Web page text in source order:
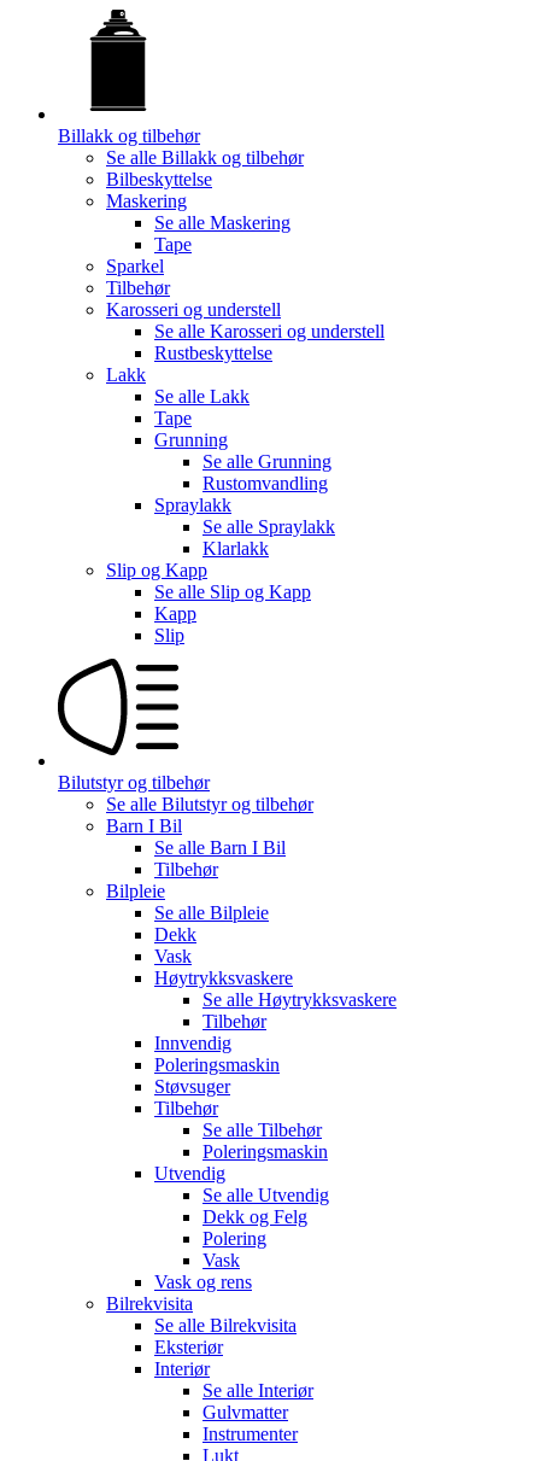
Billakk og tilbehør
Se alle Billakk og tilbehør
Bilbeskyttelse
Maskering
Se alle Maskering
Tape
Sparkel
Tilbehør
Karosseri og understell
Se alle Karosseri og understell
Rustbeskyttelse
Lakk
Se alle Lakk
Tape
Grunning
Se alle Grunning
Rustomvandling
Spraylakk
Se alle Spraylakk
Klarlakk
Slip og Kapp
Se alle Slip og Kapp
Kapp
Slip
Bilutstyr og tilbehør
Se alle Bilutstyr og tilbehør
Barn I Bil
Se alle Barn I Bil
Tilbehør
Bilpleie
Se alle Bilpleie
Dekk
Vask
Høytrykksvaskere
Se alle Høytrykksvaskere
Tilbehør
Innvendig
Poleringsmaskin
Støvsuger
Tilbehør
Se alle Tilbehør
Poleringsmaskin
Utvendig
Se alle Utvendig
Dekk og Felg
Polering
Vask
Vask og rens
Bilrekvisita
Se alle Bilrekvisita
Eksteriør
Interiør
Se alle Interiør
Gulvmatter
Instrumenter
Lukt